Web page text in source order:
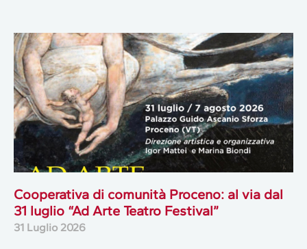
Cooperativa di comunità Proceno: al via dal
31 luglio “Ad Arte Teatro Festival”
31 Luglio 2026